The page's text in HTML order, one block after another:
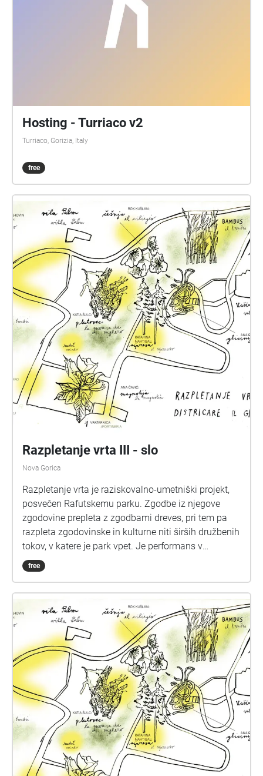
Hosting - Turriaco v2
Turriaco, Gorizia, Italy
free
Razpletanje vrta III - slo
Nova Gorica
Razpletanje vrta je raziskovalno-umetniški projekt,
posvečen Rafutskemu parku. Zgodbe iz njegove
zgodovine prepleta z zgodbami dreves, pri tem pa
razpleta zgodovinske in kulturne niti širših družbenih
tokov, v katere je park vpet. Je performans v
nastajanju, ki raziskuje postopke skupinskega
uprizarjanja v specifičnem prostoru. Pri tem išče
park razume kot večplastno krajino, v kateri se
srečujejo osebne, kulturne in zgodovinske zgodbe.
Za najboljšo izkušnjo zvočnega sprehoda
priporočamo, da začnete pri zgodbah 1 (vratarnica /
portineria) in 2 (železna vrata / porta in ferro). Nato
se prepustite radovednosti in obiskujte drevesa v
svojem vrstnem redu. Zgodbo bambusa lahko
poslušate na dveh mestih. Priporočamo, da se pod
vsakim izbranim drevesom udobno namestite, pod
njegovo krošnjo ali v njegovi bližini in se prepustite
zgodbi. Neja Tomšič ( VRATARNA ) ( ŽELEZNA
VRATA ) ( RADIČ ) Ana Čavić ( MAGNOLIJA ) Glas:
Nikla Petruška Panizon Ana Duša ( GLICINIJA ) Glas:
free